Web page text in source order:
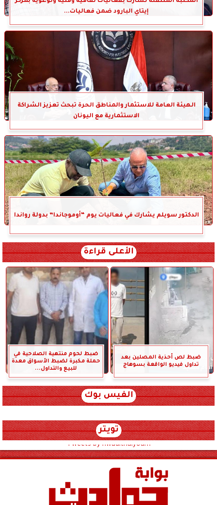
إيتاي البارود ضمن فعاليات...
الهيئة العامة للاستثمار والمناطق الحرة تبحث تعزيز الشراكة
الاستثمارية مع اليونان
الدكتور سويلم يشارك في فعاليات يوم “أوموجاندا” بدولة رواندا
الأعلى قراءة
ضبط لص أحذية المصلين بعد
تداول فيديو الواقعة بسوهاج
ضبط لحوم منتهية الصلاحية في
حملة مكبرة لضبط الأسواق معدة
للبيع والتداول...
الفيس بوك
تويتر
Tweets by hwadithalyoum